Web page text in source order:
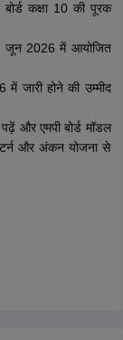
बोर्ड कक्षा 10 की पूरक
जून 2026 में आयोजित
जारी होने की उम्मीद
और एमपी बोर्ड मॉडल
और अंकन योजना से